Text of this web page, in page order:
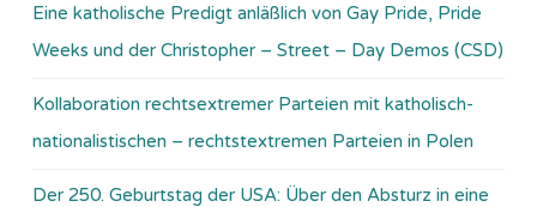
Eine katholische Predigt anläßlich von Gay Pride, Pride
Weeks und der Christopher – Street – Day Demos (CSD)
Kollaboration rechtsextremer Parteien mit katholisch-
nationalistischen – rechtstextremen Parteien in Polen
Der 250. Geburtstag der USA: Über den Absturz in eine